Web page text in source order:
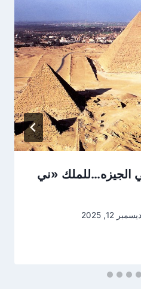
«ني
ديسمبر 12, 2025